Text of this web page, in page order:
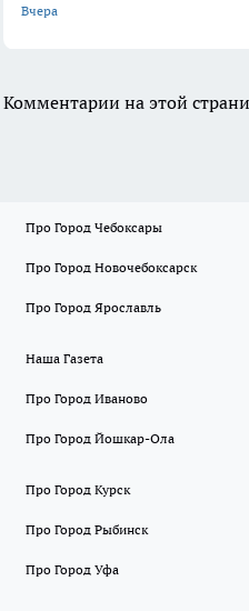
Вчера
Комментарии на этой
Про Город Чебоксары
Про Город Новочебоксарск
Про Город Ярославль
Наша Газета
Про Город Иваново
Про Город Йошкар-Ола
Про Город Курск
Про Город Рыбинск
Про Город Уфа